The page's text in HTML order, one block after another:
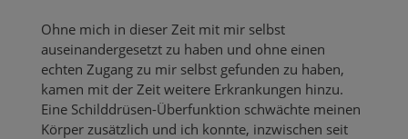
Ohne mich in dieser Zeit mit mir selbst
auseinandergesetzt zu haben und ohne einen
echten Zugang zu mir selbst gefunden zu haben,
kamen mit der Zeit weitere Erkrankungen hinzu.
Eine Schilddrüsen-Überfunktion schwächte meinen
Körper zusätzlich und ich konnte, inzwischen seit